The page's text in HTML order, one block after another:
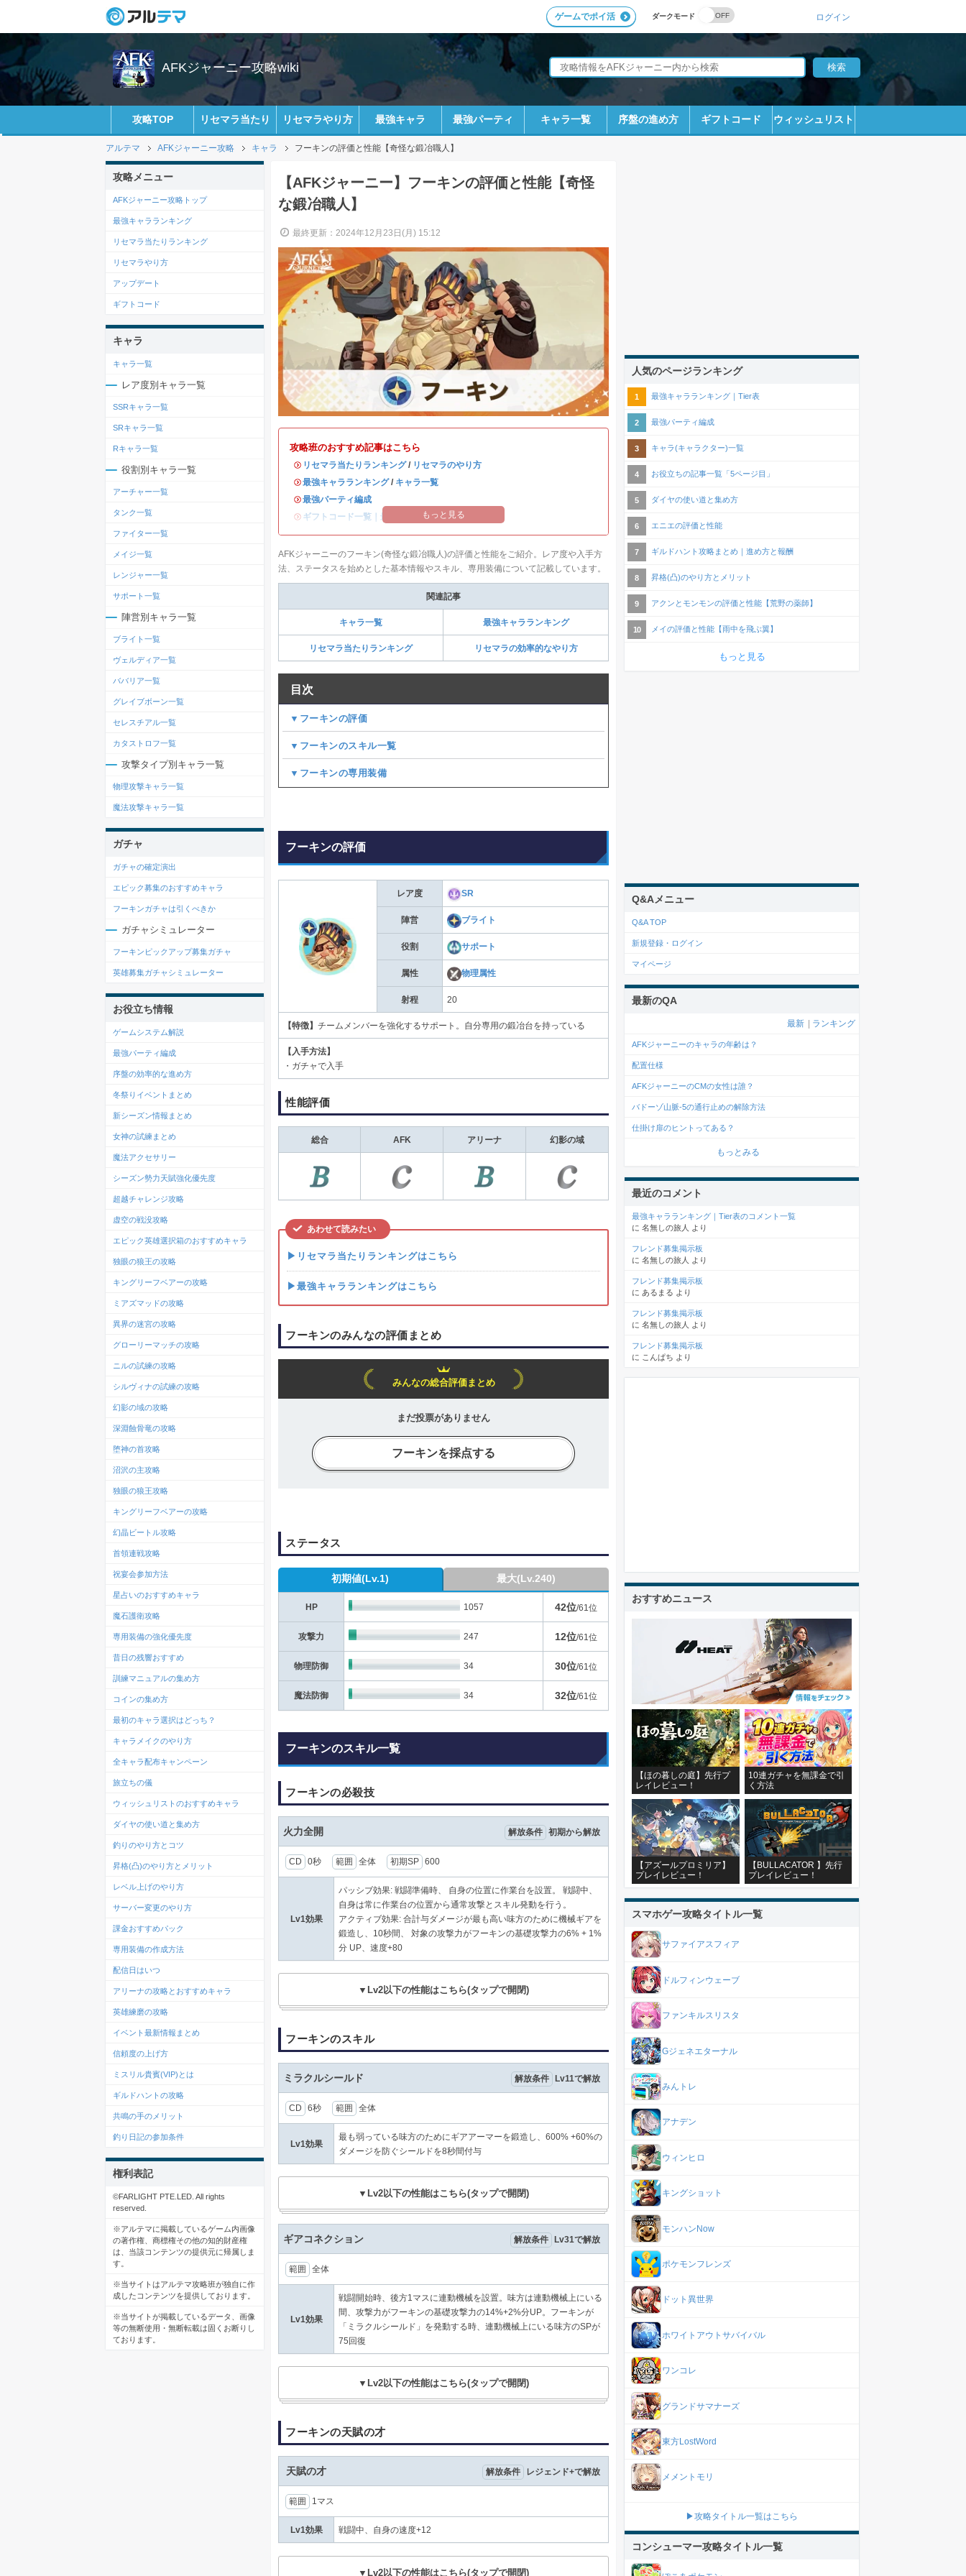
ダークモード
ゲームでポイ活 ログイン
AFKジャーニー攻略wiki
攻略TOP リセマラ当たり リセマラやり方 最強キャラ 最強パーティ キャラ一覧 序盤の進め方 ギフトコード ウィッシュリスト
アルテマ AFKジャーニー攻略 キャラ フーキンの評価と性能【奇怪な鍛冶職人】
【AFKジャーニー】フーキンの評価と性能【奇怪
な鍛冶職人】
最終更新：2024年12月23日(月) 15:12
攻略班のおすすめ記事はこちら
・ リセマラ当たりランキング/ リセマラのやり方
・最強キャラランキング/ キャラ一覧
・最強パーティ編成
・ ギフトコード一覧｜最新版 もっと見る
AFKジャーニーのフーキン(奇怪な鍛冶職人)の評価と性能をご紹介。レア度や入手方
法、ステータスを始めとした基本情報やスキル、専用装備について記載しています。
関連記事
キャラ一覧 最強キャラランキング
リセマラ当たりランキング リセマラの効率的なやり方
目次
▼フーキンの評価
▼フーキンのスキル一覧
▼フーキンの専用装備
フーキンの評価
レア度 SR
陣営 ブライト
役割 サポート
属性 物理属性
射程 20
【特徴】 チームメンバーを強化するサポート。自分専用の鍛冶台を持っている
【入手方法】
・ガチャで入手
性能評価
総合 AFK アリーナ 幻影の域
あわせて読みたい
▶リセマラ当たりランキングはこちら
▶最強キャラランキングはこちら
フーキンのみんなの評価まとめ
みんなの総合評価まとめ
まだ投票がありません
フーキンを採点する
ステータス
初期値(Lv.1) 最大(Lv.240)
HP 1057 42位/61位
攻撃力 247 12位/61位
物理防御 34 30位/61位
魔法防御 34 32位/61位
フーキンのスキル一覧
フーキンの必殺技
火力全開 解放条件 初期から解放
CD 0秒 範囲 全体 初期SP 600
Lv1効果
パッシブ効果: 戦闘準備時、 自身の位置に作業台を設置。 戦闘中、
自身は常に作業台の位置から通常攻撃とスキル発動を行う。
アクティブ効果: 合計与ダメージが最も高い味方のために機械ギアを
鍛造し、10秒間、 対象の攻撃力がフーキンの基礎攻撃力の6% + 1%
分 UP、速度+80
▼Lv2以下の性能はこちら(タップで開閉)
フーキンのスキル
ミラクルシールド 解放条件 Lv11で解放
CD 6秒 範囲 全体
Lv1効果
最も弱っている味方のためにギアアーマーを鍛造し、600% +60%の
ダメージを防ぐシールドを8秒間付与
▼Lv2以下の性能はこちら(タップで開閉)
ギアコネクション 解放条件 Lv31で解放
範囲 全体
Lv1効果
戦闘開始時、後方1マスに連動機械を設置。味方は連動機械上にいる
間、攻撃力がフーキンの基礎攻撃力の14%+2%分UP。フーキンが
「ミラクルシールド」を発動する時、連動機械上にいる味方のSPが
75回復
▼Lv2以下の性能はこちら(タップで開閉)
フーキンの天賦の才
天賦の才 解放条件 レジェンド+で解放
範囲 1マス
Lv1効果 戦闘中、自身の速度+12
▼Lv2以下の性能はこちら(タップで開閉)
攻略メニュー
AFKジャーニー攻略トップ
最強キャラランキング
リセマラ当たりランキング
リセマラやり方
アップデート
ギフトコード
キャラ
キャラ一覧
レア度別キャラ一覧
SSRキャラ一覧
SRキャラ一覧
Rキャラ一覧
役割別キャラ一覧
アーチャー一覧
タンク一覧
ファイター一覧
メイジ一覧
レンジャー一覧
サポート一覧
陣営別キャラ一覧
ブライト一覧
ヴェルディア一覧
ババリア一覧
グレイブボーン一覧
セレスチアル一覧
カタストロフ一覧
攻撃タイプ別キャラ一覧
物理攻撃キャラ一覧
魔法攻撃キャラ一覧
ガチャ
ガチャの確定演出
エピック募集のおすすめキャラ
フーキンガチャは引くべきか
ガチャシミュレーター
フーキンピックアップ募集ガチャ
英雄募集ガチャシミュレーター
お役立ち情報
ゲームシステム解説
最強パーティ編成
序盤の効率的な進め方
冬祭りイベントまとめ
新シーズン情報まとめ
女神の試練まとめ
魔法アクセサリー
シーズン勢力天賦強化優先度
超越チャレンジ攻略
虚空の戦没攻略
エピック英雄選択箱のおすすめキャラ
独眼の狼王の攻略
キングリーフベアーの攻略
ミアズマッドの攻略
異界の迷宮の攻略
グローリーマッチの攻略
ニルの試練の攻略
シルヴィナの試練の攻略
幻影の域の攻略
深淵蝕骨竜の攻略
堕神の首攻略
沼沢の主攻略
独眼の狼王攻略
キングリーフベアーの攻略
幻晶ビートル攻略
首領連戦攻略
祝宴会参加方法
星占いのおすすめキャラ
魔石護衛攻略
専用装備の強化優先度
昔日の残響おすすめ
訓練マニュアルの集め方
コインの集め方
最初のキャラ選択はどっち？
キャラメイクのやり方
全キャラ配布キャンペーン
旅立ちの儀
ウィッシュリストのおすすめキャラ
ダイヤの使い道と集め方
釣りのやり方とコツ
昇格(凸)のやり方とメリット
レベル上げのやり方
サーバー変更のやり方
課金おすすめパック
専用装備の作成方法
配信日はいつ
アリーナの攻略とおすすめキャラ
英雄練磨の攻略
イベント最新情報まとめ
信頼度の上げ方
ミスリル貴賓(VIP)とは
ギルドハントの攻略
共鳴の手のメリット
釣り日記の参加条件
権利表記
©FARLIGHT PTE.LED. All rights
reserved.
※アルテマに掲載しているゲーム内画像
の著作権、商標権その他の知的財産権
は、当該コンテンツの提供元に帰属しま
す。
※当サイトはアルテマ攻略班が独自に作
成したコンテンツを提供しております。
※当サイトが掲載しているデータ、画像
等の無断使用・無断転載は固くお断りし
ております。
人気のページランキング
最強キャラランキング｜Tier表
最強パーティ編成
キャラ(キャラクター)一覧
お役立ちの記事一覧「5ページ目」
ダイヤの使い道と集め方
エニエの評価と性能
ギルドハント攻略まとめ｜進め方と報酬
昇格(凸)のやり方とメリット
アクンとモンモンの評価と性能【荒野の薬師】
メイの評価と性能【雨中を飛ぶ翼】
もっと見る
Q&Aメニュー
Q&A TOP
新規登録・ログイン
マイページ
最新のQA
最新 ランキング
AFKジャーニーのキャラの年齢は？
配置仕様
AFKジャーニーのCMの女性は誰？
バドーゾ山脈-5の通行止めの解除方法
仕掛け扉のヒントってある？
もっとみる
最近のコメント
最強キャラランキング｜Tier表のコメント一覧
に 名無しの旅人 より
フレンド募集掲示板
に 名無しの旅人 より
フレンド募集掲示板
に あるまる より
フレンド募集掲示板
に 名無しの旅人 より
フレンド募集掲示板
に こんぱち より
おすすめニュース
【ほの暮しの庭】先行プ
レイレビュー！
10連ガチャを無課金で引
く方法
【アズールプロミリア】
プレイレビュー！
【BULLACATOR 】先行
プレイレビュー！
スマホゲー攻略タイトル一覧
サファイアスフィア
ドルフィンウェーブ
ファンキルスリスタ
Gジェネエターナル
みんトレ
アナデン
ウィンヒロ
キングショット
モンハンNow
ポケモンフレンズ
ドット異世界
ホワイトアウトサバイバル
ワンコレ
グランドサマナーズ
東方LostWord
メメントモリ
▶攻略タイトル一覧はこちら
コンシューマー攻略タイトル一覧